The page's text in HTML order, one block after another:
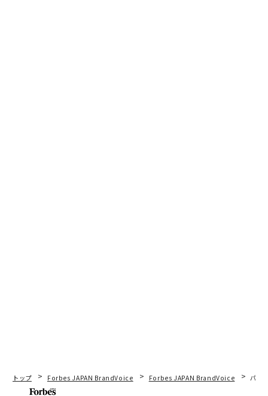
トップ Forbes JAPAN BrandVoice Forbes JAPAN BrandVoice パシ